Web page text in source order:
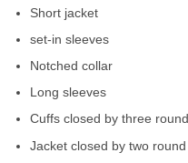
Short jacket
set-in sleeves
Notched collar
Long sleeves
Cuffs closed by three
Jacket closed by two